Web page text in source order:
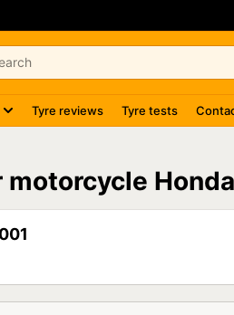
Tyre reviews Tyre tests